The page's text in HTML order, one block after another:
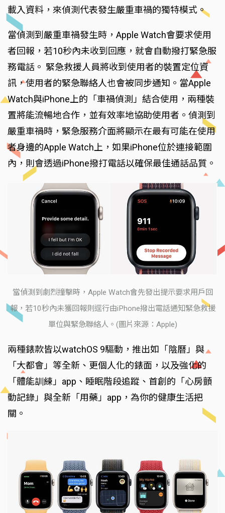
載入資料，來偵測代表發生嚴重車禍的獨特模式。
當偵測到嚴重車禍發生時，Apple Watch會要求使用
者回報，若10秒內未收到回應，就會自動撥打緊急服
務電話。 緊急救援人員將收到使用者的裝置定位資
訊，使用者的緊急聯絡人也會被同步通知。當Apple
Watch與iPhone上的「車禍偵測」結合使用，兩種裝
置將能流暢地合作，並有效率地協助使用者。偵測到
嚴重車禍時，緊急服務介面將顯示在最有可能在使用
者身邊的Apple Watch上，如果iPhone位於連接範圍
內，則會透過iPhone撥打電話以確保最佳通話品質。
當偵測到劇烈撞擊時，Apple Watch會先發出提示要求用戶回
報，若10秒內未獲回報則逕行由iPhone撥出電話通知緊急救援
單位與緊急聯絡人。(圖片來源：Apple)
兩種錶款皆以watchOS 9驅動，推出如「陰曆」與
「大都會」等全新、更個人化的錶面，以及強化的
「體能訓練」app、睡眠階段追蹤、首創的「心房顫
動記錄」與全新「用藥」app，為你的健康生活把
關。